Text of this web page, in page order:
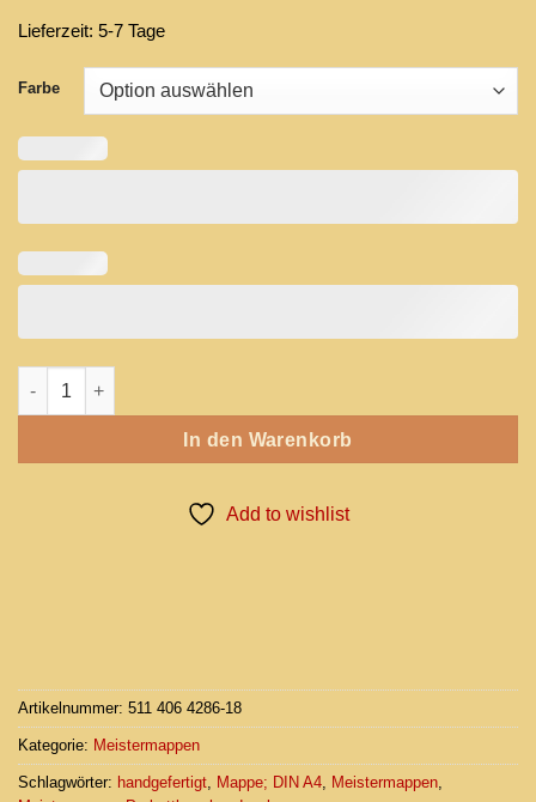
Lieferzeit: 5-7 Tage
Farbe
Meistermappe-Parkettlegerhandwerk Menge
In den Warenkorb
Add to wishlist
Artikelnummer: 511 406 4286-18
Kategorie: Meistermappen
Schlagwörter: handgefertigt, Mappe; DIN A4, Meistermappen,